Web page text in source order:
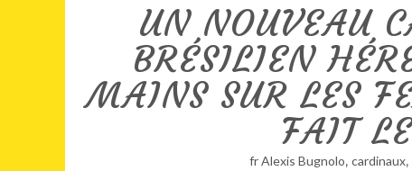
UN NOUVEAU
BRÉSILIEN
MAINS SUR LES
FAIT
fr Alexis Bugnolo, cardinaux,